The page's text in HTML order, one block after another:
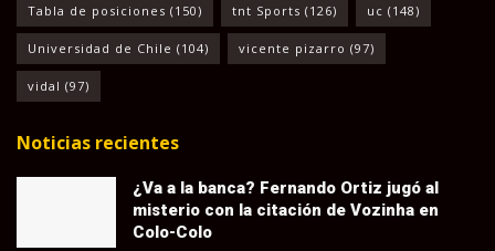
Tabla de posiciones (150) tnt Sports (126) uc (148)
Universidad de Chile (104) vicente pizarro (97)
vidal (97)
Noticias recientes
¿Va a la banca? Fernando Ortiz jugó al
misterio con la citación de Vozinha en
Colo-Colo